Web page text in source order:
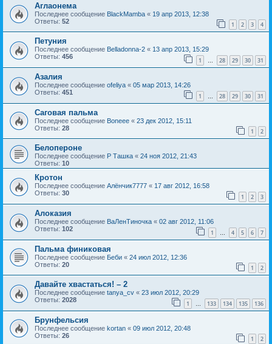
Аглаонема
Последнее сообщение BlackMamba « 19 апр 2013, 12:38
Ответы: 52 1 2 3 4
Петуния
Последнее сообщение Belladonna-2 « 13 апр 2013, 15:29
Ответы: 456 1 … 28 29 30 31
Азалия
Последнее сообщение ofeliya « 05 мар 2013, 14:26
Ответы: 451 1 … 28 29 30 31
Саговая пальма
Последнее сообщение Boneee « 23 дек 2012, 15:11
Ответы: 28 1 2
Белопероне
Последнее сообщение Р Ташка « 24 ноя 2012, 21:43
Ответы: 10
Кротон
Последнее сообщение Алёнчик7777 « 17 авг 2012, 16:58
Ответы: 30 1 2 3
Алоказия
Последнее сообщение ВаЛенТиночка « 02 авг 2012, 11:06
Ответы: 102 1 4 5 6 7
Пальма финиковая
Последнее сообщение Беби « 24 июл 2012, 12:36
Ответы: 20 1 2
Давайте хвастаться! – 2
Последнее сообщение tanya_cv « 23 июл 2012, 20:29
Ответы: 2028 1 … 133 134 135 136
Брунфельсия
Последнее сообщение kortan « 09 июл 2012, 20:48
Ответы: 26 1 2